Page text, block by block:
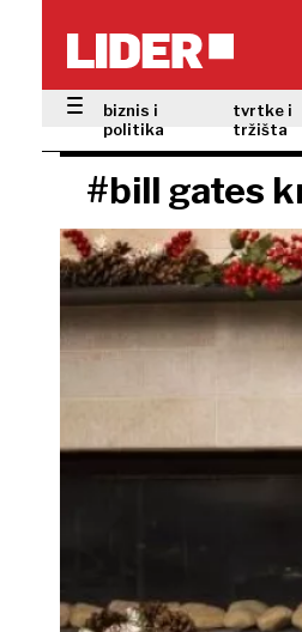
biznis i
politika
tvrtke i
tržišta
#bill gates